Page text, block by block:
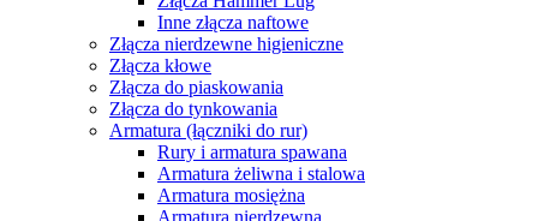
Inne złącza naftowe
Złącza nierdzewne higieniczne
Złącza kłowe
Złącza do piaskowania
Złącza do tynkowania
Armatura (łączniki do rur)
Rury i armatura spawana
Armatura żeliwna i stalowa
Armatura mosiężna
Armatura nierdzewna